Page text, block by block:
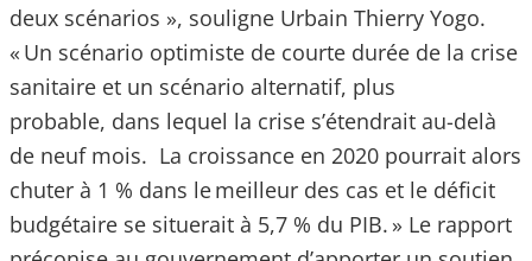
deux scénarios », souligne Urbain Thierry Yogo.
« Un scénario optimiste de courte durée de la crise
sanitaire et un scénario alternatif, plus
probable, dans lequel la crise s’étendrait au-delà
de neuf mois. La croissance en 2020 pourrait alors
chuter à 1 % dans le meilleur des cas et le déficit
budgétaire se situerait à 5,7 % du PIB. » Le rapport